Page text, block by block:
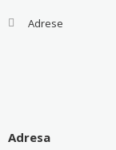
Adrese
Adresa